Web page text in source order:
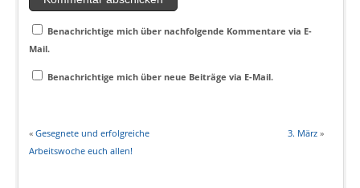
Benachrichtige mich über nachfolgende Kommentare via E-
Mail.
Benachrichtige mich über neue Beiträge via E-Mail.
« Gesegnete und erfolgreiche
Arbeitswoche euch allen!
3. März »